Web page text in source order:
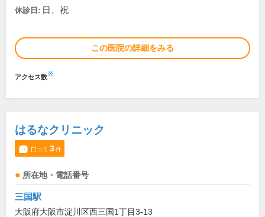
休診日: 日、祝
この医院の詳細をみる
アクセス数※
はるなクリニック
口コミ 3件
所在地・電話番号
三国駅
大阪府大阪市淀川区西三国1丁目3-13